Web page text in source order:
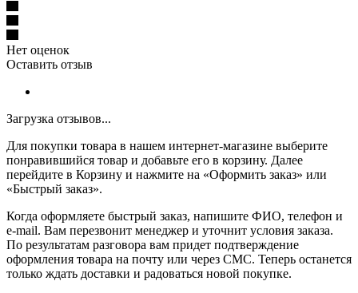
Нет оценок
Оставить отзыв
Загрузка отзывов...
Для покупки товара в нашем интернет-магазине выберите
понравившийся товар и добавьте его в корзину. Далее
перейдите в Корзину и нажмите на «Оформить заказ» или
«Быстрый заказ».
Когда оформляете быстрый заказ, напишите ФИО, телефон и
e-mail. Вам перезвонит менеджер и уточнит условия заказа.
По результатам разговора вам придет подтверждение
оформления товара на почту или через СМС. Теперь останется
только ждать доставки и радоваться новой покупке.